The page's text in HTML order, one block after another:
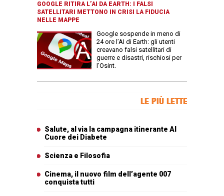
GOOGLE RITIRA L’AI DA EARTH: I FALSI
SATELLITARI METTONO IN CRISI LA FIDUCIA
NELLE MAPPE
Google sospende in meno di
24 ore l’AI di Earth: gli utenti
creavano falsi satellitari di
guerre e disastri, rischiosi per
l’Osint.
LE PIÙ LETTE
Salute, al via la campagna itinerante Al
Cuore dei Diabete
Scienza e Filosofia
Cinema, il nuovo film dell’agente 007
conquista tutti